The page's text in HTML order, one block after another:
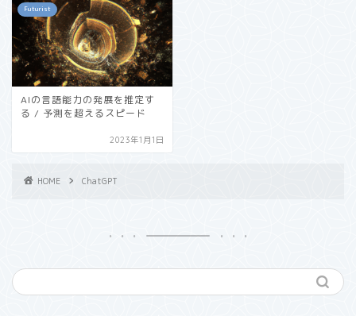
Futurist
AIの言語能力の発展を推定す
る / 予測を超えるスピード
2023年1月1日
HOME ChatGPT